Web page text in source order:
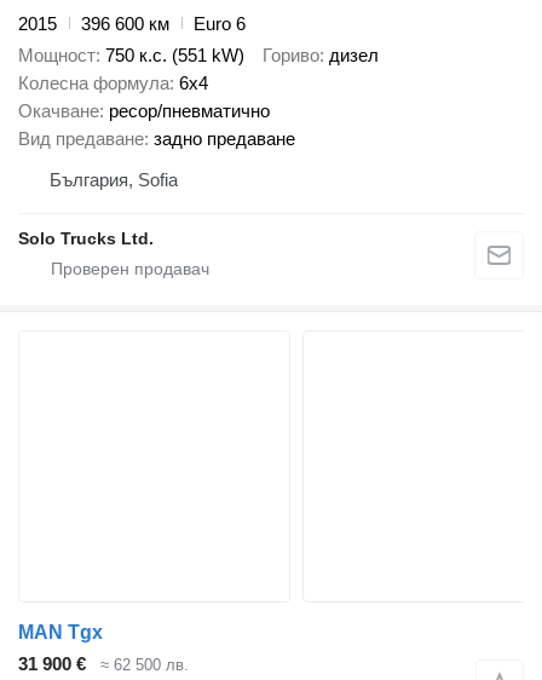
2015
396 600 км
Euro 6
Мощност 750 к.с. (551 kW) Гориво дизел
Колесна формула 6x4
Окачване ресор/пневматично
Вид предаване задно предаване
България, Sofia
Solo Trucks Ltd.
MAN Tgx
31 900 €
≈ 62 500 лв.